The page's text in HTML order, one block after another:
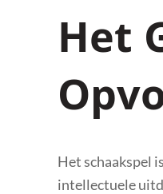
Het
Het schaakspel
intellectuele